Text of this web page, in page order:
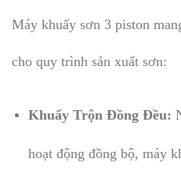
Máy khuấy sơn 3 piston
cho quy trình sản xuất sơn:
Khuấy Trộn Đồng Đều:
hoạt động đồng bộ, máy